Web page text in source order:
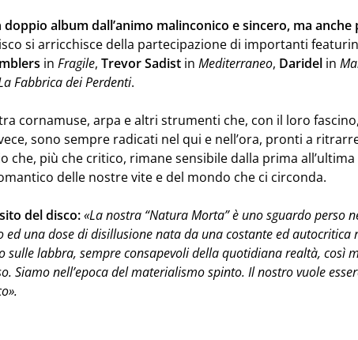
doppio album dall’animo malinconico e sincero, ma
si arricchisce della partecipazione di importanti
in Fragile, Trevor Sadist in Mediterraneo, Daridel in
Fabbrica dei Perdenti.
cornamuse, arpa e altri strumenti che, con il loro
sono sempre radicati nel qui e nell’ora, pronti a
che, più che critico, rimane sensibile dalla prima all’ultima
delle nostre vite e del mondo che ci circonda.
del disco:«La nostra “Natura Morta” è uno sguardo perso
ed una dose di disillusione nata da una costante ed autocritica
sulle labbra, sempre consapevoli della quotidiana realtà, così
Siamo nell’epoca del materialismo spinto. Il nostro vuole